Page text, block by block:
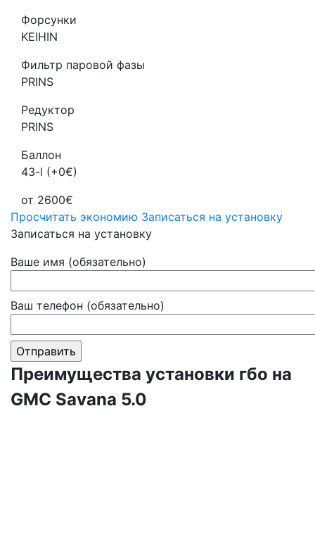
Форсунки
KEIHIN
Фильтр паровой фазы
PRINS
Редуктор
PRINS
Баллон
43-l (+0€)
от 2600€
Просчитать экономию Записаться на установку
Записаться на установку
Ваше имя (обязательно)
Ваш телефон (обязательно)
Преимущества установки гбо на
GMC Savana 5.0